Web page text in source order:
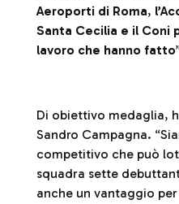
Aeroporti di Roma,
Santa Cecilia e il Coni
lavoro che hanno fatto
Di obiettivo medaglia,
Sandro Campagna.
competitivo che può
squadra sette
anche un vantaggio